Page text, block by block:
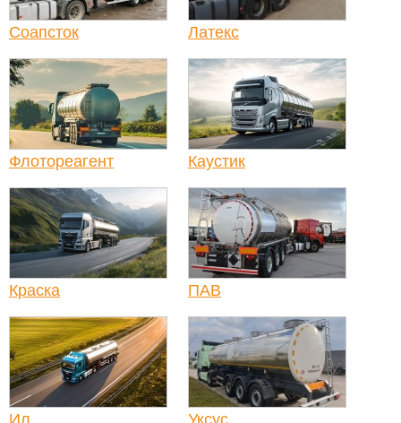
Соапсток Латекс
Флотореагент Каустик
Краска ПАВ
Ил Уксус